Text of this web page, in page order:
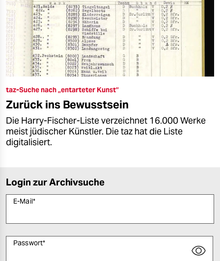
taz-Suche nach „entarteter Kunst”
Zurück ins Bewusstsein
Die Harry-Fischer-Liste verzeichnet 16.000 Werke
meist jüdischer Künstler. Die taz hat die Liste
digitalisiert.
Login zur Archivsuche
E-Mail*
Passwort*